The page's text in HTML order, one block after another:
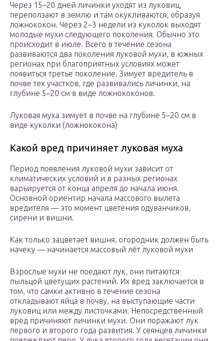
Через 15–20 дней личинки уходят из луковиц,
переползают в землю и там окукливаются, образуя
ложнококон. Через 2–3 недели из куколок выходят
молодые мухи следующего поколения. Обычно это
происходит в июле. Всего в течение сезона
развиваются два поколения луковой мухи, в южных
регионах при благоприятных условиях может
появиться третье поколение. Зимует вредитель в
почве тех участков, где развивались личинки, на
глубине 5–20 см в виде ложнококонов.
Луковая муха зимует в почве на глубине 5–20 см в
виде куколки (ложнококона)
Какой вред причиняет луковая муха
Период появления луковой мухи зависит от
климатических условий и в разных регионах
варьируется от конца апреля до начала июня.
Основной ориентир начала массового вылета
вредителя — это момент цветения одуванчиков,
сирени и вишни.
Как только зацветает вишня, огородник должен быть
начеку — начинается массовый лёт луковой мухи
Взрослые мухи не поедают лук, они питаются
пыльцой цветущих растений. Их вред заключается в
том, что самки активно в течение сезона
откладывают яйца в почву, на выступающие части
луковиц или между листочками. Непосредственный
вред причиняют личинки мухи. Они поражают лук
первого и второго года развития. У сеянцев личинки